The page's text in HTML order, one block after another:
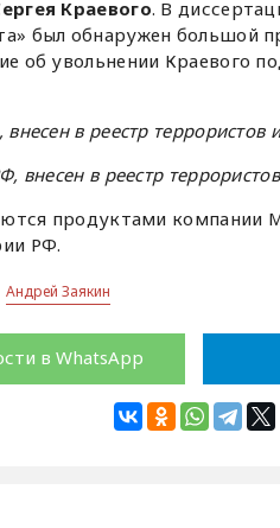
Краевого. В
был обнаружен большой
об увольнении Краевого
в реестр террористов
внесен в реестр
продуктами компании
РФ.
Андрей Заякин
в WhatsApp